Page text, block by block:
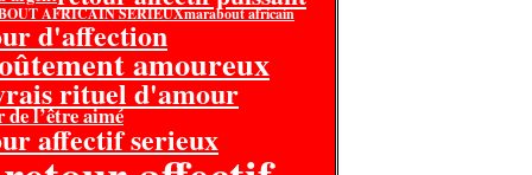
AFRICAIN SERIEUXmarabout africain
d'affection
amoureux
rituel d'amour
l’être aimé
affectif serieux